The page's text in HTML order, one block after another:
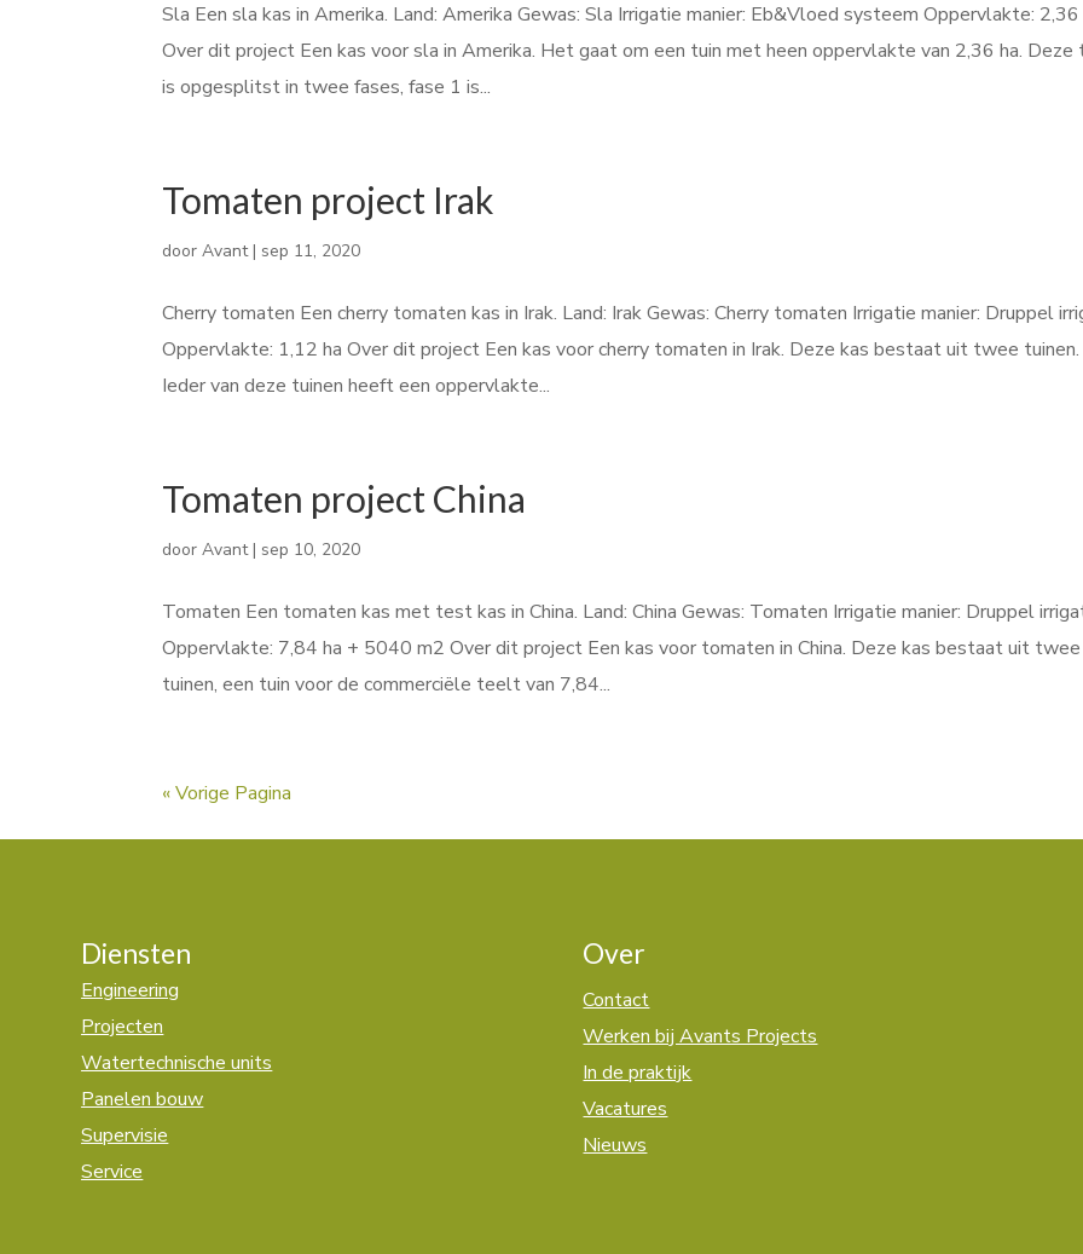
Sla Een sla kas in Amerika. Land: Amerika Gewas: Sla Irrigatie manier: Eb&Vloed systeem Oppervlakte: 2,36
Over dit project Een kas voor sla in Amerika. Het gaat om een tuin met heen oppervlakte van 2,36 ha. Deze
is opgesplitst in twee fases, fase 1 is...
Tomaten project Irak
doorAvant| sep 11, 2020
Cherry tomaten Een cherry tomaten kas in Irak. Land: Irak Gewas: Cherry tomaten Irrigatie manier: Druppel
Oppervlakte: 1,12 ha Over dit project Een kas voor cherry tomaten in Irak. Deze kas bestaat uit twee tuinen.
Ieder van deze tuinen heeft een oppervlakte...
Tomaten project China
doorAvant| sep 10, 2020
Tomaten Een tomaten kas met test kas in China. Land: China Gewas: Tomaten Irrigatie manier: Druppel
Oppervlakte: 7,84 ha + 5040 m2 Over dit project Een kas voor tomaten in China. Deze kas bestaat uit twee
tuinen, een tuin voor de commerciële teelt van 7,84...
« Vorige Pagina
Diensten
Engineering
Projecten
Watertechnische units
Panelen bouw
Supervisie
Service
Over
Contact
Werken bij Avants Projects
In de praktijk
Vacatures
Nieuws